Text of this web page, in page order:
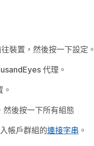
裝置 ，然後按一下設定 。
代理 。
然後按一下所有組態
帳戶群組的連接字串 。